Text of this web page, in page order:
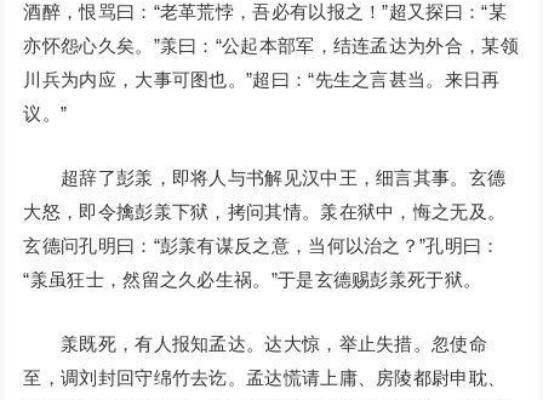
酒醉，恨骂曰：“老革荒悖，吾必有以报之！”超又探曰：“某
亦怀怨心久矣。”羕曰：“公起本部军，结连孟达为外合，某领
川兵为内应，大事可图也。”超曰：“先生之言甚当。来日再
议。”
超辞了彭羕，即将人与书解见汉中王，细言其事。玄德
大怒，即令擒彭羕下狱，拷问其情。羕在狱中，悔之无及。
玄德问孔明曰：“彭羕有谋反之意，当何以治之？”孔明曰：
“羕虽狂士，然留之久必生祸。”于是玄德赐彭羕死于狱。
羕既死，有人报知孟达。达大惊，举止失措。忽使命
至，调刘封回守绵竹去讫。孟达慌请上庸、房陵都尉申耽、